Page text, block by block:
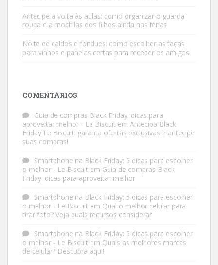
Antecipe a volta às aulas: como organizar o guarda-
roupa e a mochilas dos filhos ainda nas férias
Noite de caldos e fondues: como escolher as taças
para vinhos e panelas certas para receber os amigos
COMENTÁRIOS
Guia de compras Black Friday: dicas para
aproveitar melhor - Le Biscuit em Antecipa Black
Friday Le Biscuit: garanta ofertas exclusivas e antecipe
suas compras!
Smartphone na Black Friday: 5 dicas para escolher
o melhor - Le Biscuit em Guia de compras Black
Friday: dicas para aproveitar melhor
Smartphone na Black Friday: 5 dicas para escolher
o melhor - Le Biscuit em Qual o melhor celular para
tirar foto? Veja quais recursos considerar
Smartphone na Black Friday: 5 dicas para escolher
o melhor - Le Biscuit em Quais as melhores marcas
de celular? Descubra aqui!